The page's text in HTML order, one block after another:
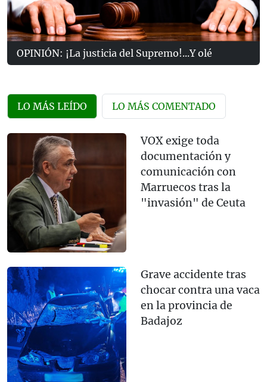
OPINIÓN: ¡La justicia del Supremo!...Y olé
LO MÁS LEÍDO LO MÁS COMENTADO
VOX exige toda
documentación y
comunicación con
Marruecos tras la
"invasión" de Ceuta
Grave accidente tras
chocar contra una vaca
en la provincia de
Badajoz